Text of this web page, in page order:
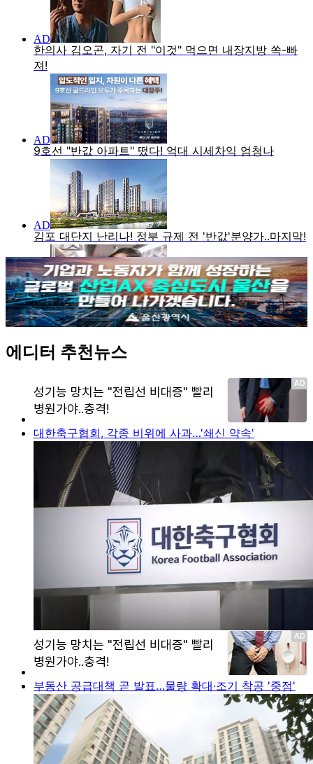
에디터 추천뉴스
대한축구협회, 각종 비위에 사과…'쇄신 약속'
부동산 공급대책 곧 발표…물량 확대·조기 착공 '중점'